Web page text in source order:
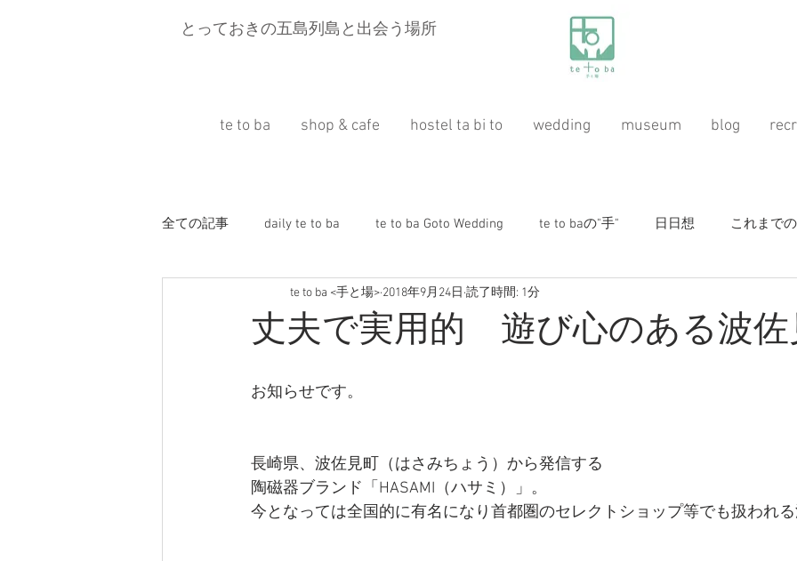
とっておきの五島列島と出会う場所
全ての記事 daily te to ba te to ba Goto Wedding te to baの"手" 日日想 これまで
Press information 桃源紀行 ガーデニング（ハーブ&自然農）
丈夫で実用的 遊び心のある波佐
te to ba <手と場> 2018年9月24日 読了時間: 1分
お知らせです。
長崎県、波佐見町（はさみちょう）から発信する
陶磁器ブランド「HASAMI（ハサミ）」。
今となっては全国的に有名になり首都圏のセレクトショップ等でも扱われる
te to ba shop & cafe hostel ta bi to wedding museum blog